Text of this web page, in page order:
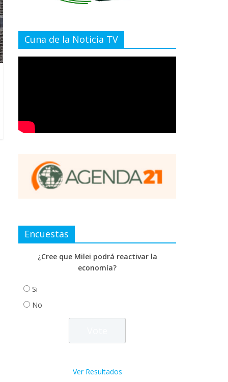
Cuna de la Noticia TV
Encuestas
¿Cree que Milei podrá reactivar la
economía?
Si
No
Ver Resultados